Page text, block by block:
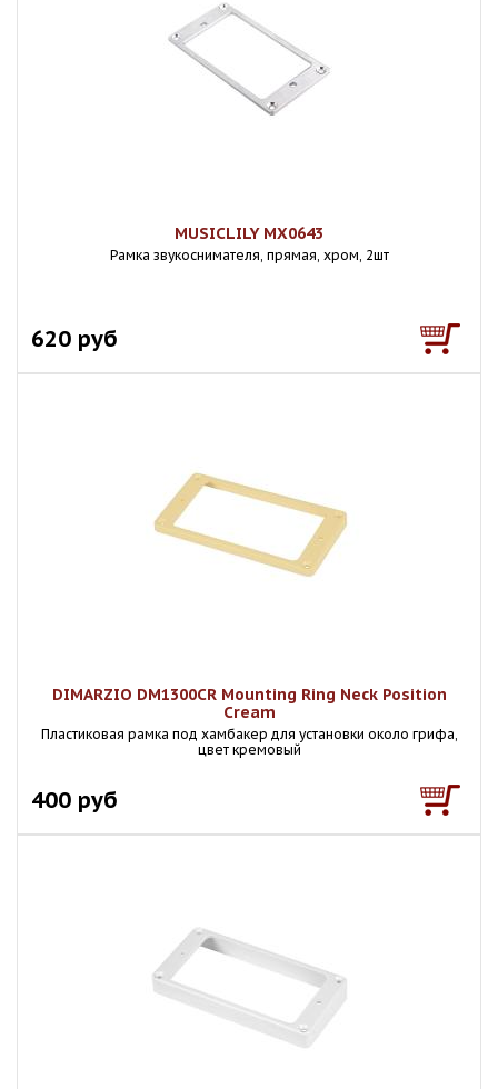
MUSICLILY MX0643
Рамка звукоснимателя, прямая, хром, 2шт
620 руб
DIMARZIO DM1300CR Mounting Ring Neck Position
Cream
Пластиковая рамка под хамбакер для установки около грифа,
цвет кремовый
400 руб